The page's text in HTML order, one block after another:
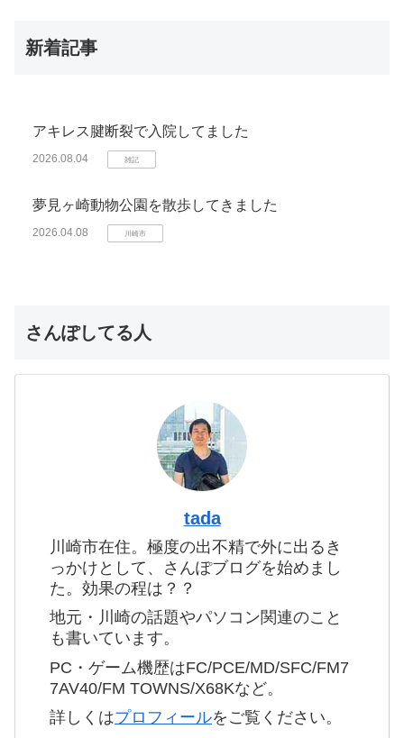
新着記事
アキレス腱断裂で入院してました
2026.08.04 雑記
夢見ヶ崎動物公園を散歩してきました
2026.04.08 川崎市
さんぽしてる人
tada
川崎市在住。極度の出不精で外に出るき
っかけとして、さんぽブログを始めまし
た。効果の程は？？
地元・川崎の話題やパソコン関連のこと
も書いています。
PC・ゲーム機歴はFC/PCE/MD/SFC/FM7
7AV40/FM TOWNS/X68Kなど。
詳しくはプロフィールをご覧ください。